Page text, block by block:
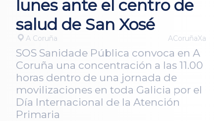
lunes ante el centro de
salud de San Xosé
A Coruña ACoruñaXa
SOS Sanidade Pública convoca en A
Coruña una concentración a las 11.00
horas dentro de una jornada de
movilizaciones en toda Galicia por el
Día Internacional de la Atención
Primaria